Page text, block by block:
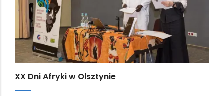
XX Dni Afryki w Olsztynie